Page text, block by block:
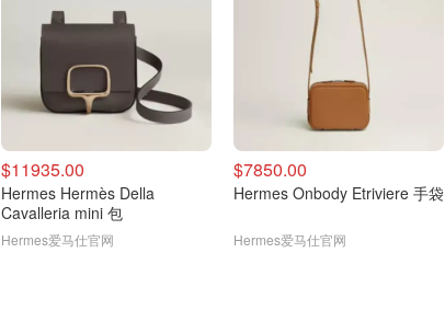
$11935.00
Hermes Hermès Della
Cavalleria mini 包
Hermes爱马仕官网
$7850.00
Hermes Onbody Etriviere 手袋
Hermes爱马仕官网